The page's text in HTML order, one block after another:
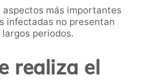
aspectos más importantes
infectadas no presentan
periodos.
realiza el